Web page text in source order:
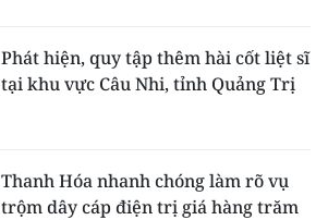
Phát hiện, quy tập thêm hài cốt liệt sĩ
tại khu vực Câu Nhi, tỉnh Quảng Trị
Thanh Hóa nhanh chóng làm rõ vụ
trộm dây cáp điện trị giá hàng trăm